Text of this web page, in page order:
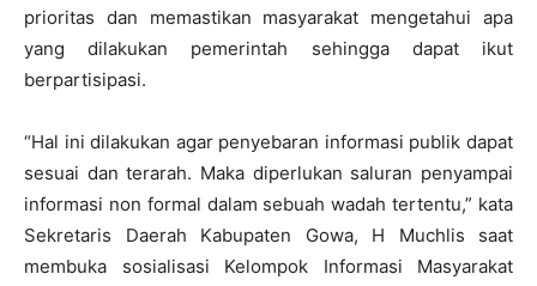
prioritas dan memastikan masyarakat mengetahui apa
yang dilakukan pemerintah sehingga dapat ikut
berpartisipasi.
“Hal ini dilakukan agar penyebaran informasi publik dapat
sesuai dan terarah. Maka diperlukan saluran penyampai
informasi non formal dalam sebuah wadah tertentu,” kata
Sekretaris Daerah Kabupaten Gowa, H Muchlis saat
membuka sosialisasi Kelompok Informasi Masyarakat